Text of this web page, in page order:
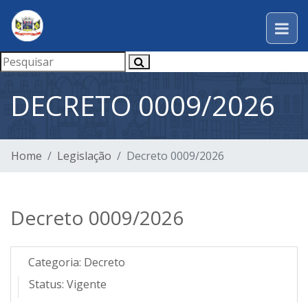
DECRETO 0009/2026
Home Legislação Decreto 0009/2026
Decreto 0009/2026
Categoria: Decreto
Status: Vigente